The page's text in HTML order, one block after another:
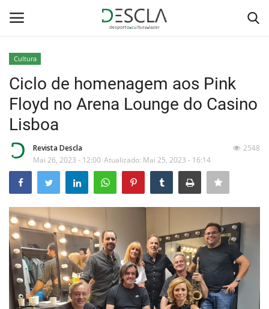
Home
Desporto
Sobre Nós
Educação
Estatuto Editorial
Cultura
Ciclo de homenagem aos Pink
Floyd no Arena Lounge do Casino
Lisboa
Revista Descla
Mai 26, 2023 - 12:00 Atualizado: Mai 25, 2023 - 16:14
2548